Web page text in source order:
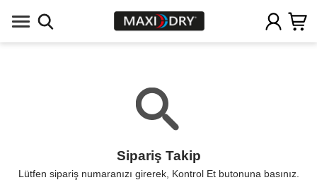
Sipariş Takip
Lütfen sipariş numaranızı girerek, Kontrol Et butonuna basınız.